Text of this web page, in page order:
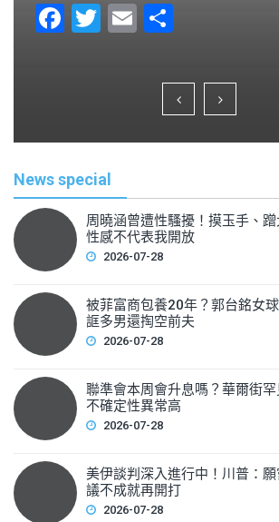
F
b
o
k
T
E
ar
e
News special
周曉涵曾遭性騷擾！摸玉手、
性感不代表我開放
2026-07-28
被菲富商包養20年？郭台銘女
誆多男還掏空前夫
2026-07-28
聯準會本周會升息嗎？華爾街罕
不確定性異常高
2026-07-28
美伊談判深入進行中！川普：
議不成就再開打
2026-07-28